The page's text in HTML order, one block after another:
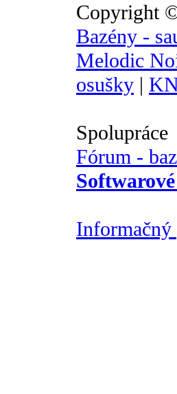
Copyright
Bazény -
Melodic
osušky |
Spolupráce
Fórum -
Informačný